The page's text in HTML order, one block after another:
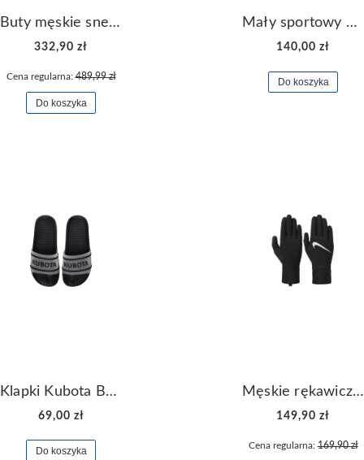
Buty męskie sneakersy Jordan Access AR3762-006
332,90 zł
Cena regularna:489,99 zł
Do koszyka
Mały sportowy plecak plecaczek Nike Brasilia JDI DR6091-017
140,00 zł
Do koszyka
Klapki Kubota Basenowe Gel Czarne
69,00 zł
Do koszyka
Męskie rękawiczki Nike Dri-FIT Lightweight Gloves N.RG.M0.082
149,90 zł
Cena regularna:169,90 zł